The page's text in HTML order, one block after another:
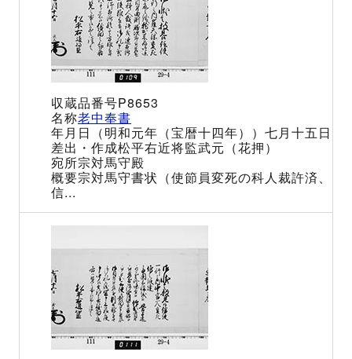
P8653
老中奉書
（明和元年（宝暦十四年））七月十五日
松平右近将監武元（花押）
宗対馬守殿
宗対馬守書状（使節員変死の科人裁許済、
信...